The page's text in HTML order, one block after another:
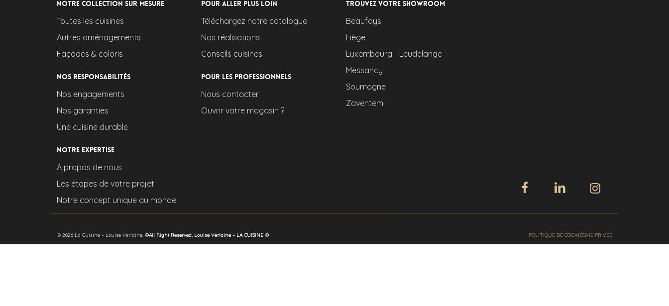
Notre collection sur mesure
Toutes les cuisines
Autres aménagements
Façades & coloris
Nos responsabilités
Nos engagements
Nos garanties
Une cuisine durable
Notre expertise
À propos de nous
Les étapes de votre projet
Notre concept unique au monde
Pour aller plus loin
Téléchargez notre catalogue
Nos réalisations
Conseils cuisines
Pour les professionnels
Nous contacter
Ouvrir votre magasin ?
Trouvez votre showroom
Beaufays
Liège
Luxembourg - Leudelange
Messancy
Soumagne
Zaventem
© 2026 La Cuisine – Louise Verlaine. ©All Right Reserved, Louise Verlaine – LA CUISINE © POLITIQUE DE COOKIESVIE PRIVÉE